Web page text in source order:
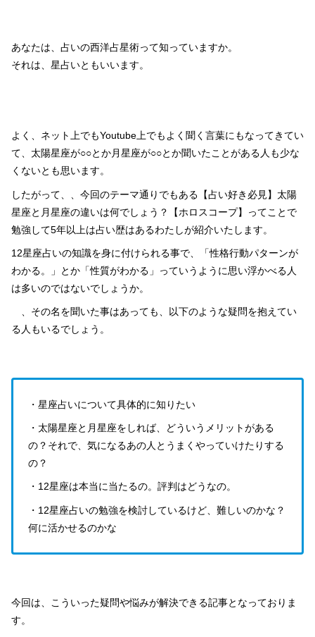
あなたは、占いの西洋占星術って知っていますか。
それは、星占いともいいます。
よく、ネット上でもYoutube上でもよく聞く言葉にもなってきてい
て、太陽星座が○○とか月星座が○○とか聞いたことがある人も少な
くないとも思います。
したがって、、今回のテーマ通りでもある【占い好き必見】太陽
星座と月星座の違いは何でしょう？【ホロスコープ】ってことで
勉強して5年以上は占い歴はあるわたしが紹介いたします。
12星座占いの知識を身に付けられる事で、「性格行動パターンが
わかる。」とか「性質がわかる」っていうように思い浮かべる人
は多いのではないでしょうか。
、その名を聞いた事はあっても、以下のような疑問を抱えてい
る人もいるでしょう。
・星座占いについて具体的に知りたい
・太陽星座と月星座をしれば、どういうメリットがある
の？それで、気になるあの人とうまくやっていけたりする
の？
・12星座は本当に当たるの。評判はどうなの。
・12星座占いの勉強を検討しているけど、難しいのかな？
何に活かせるのかな
今回は、こういった疑問や悩みが解決できる記事となっておりま
す。